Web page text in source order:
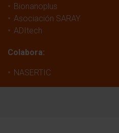
Bionanoplus
Asociación SARAY
ADItech
Colabora:
NASERTIC